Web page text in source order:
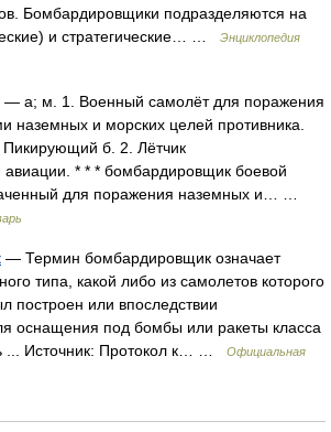
Бомбардировщики подразделяются на
и стратегические… …
Энциклопедия
— а; м. 1. Военный самолёт для поражения
наземных и морских целей противника.
б. 2. Лётчик
* * * бомбардировщик боевой
для поражения наземных и… …
— Термин бомбардировщик означает
типа, какой либо из самолетов которого
построен или впоследствии
оснащения под бомбы или ракеты класса
... Источник: Протокол к… …
Официальная